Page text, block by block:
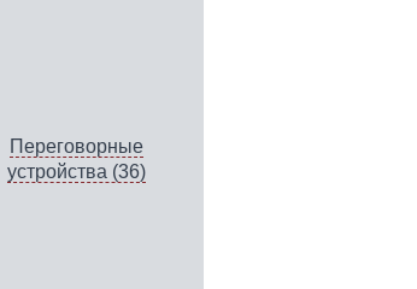
Переговорные
устройства (36)